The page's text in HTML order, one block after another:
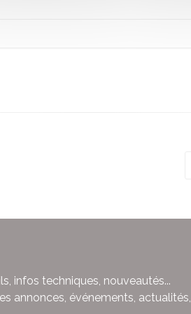
infos techniques, nouveautés...
annonces, événements, actualités,